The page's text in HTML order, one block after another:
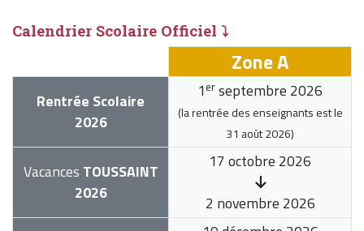
Calendrier Scolaire Officiel ⤵
Zone A
Rentrée Scolaire
2026
1 er septembre 2026
(la rentrée des enseignants est le
31 août 2026)
Vacances TOUSSAINT
2026
17 octobre 2026
2 novembre 2026